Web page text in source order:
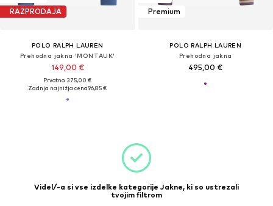
RAZPRODAJA
POLO RALPH LAUREN
Prehodna jakna 'MONTAUK'
149,00 €
Prvotno: 375,00 €
Zadnja najnižja cena96,85 €
Premium
POLO RALPH LAUREN
Prehodna jakna
495,00 €
Videl/-a si vse izdelke kategorije Jakne, ki so ustrezali
tvojim filtrom